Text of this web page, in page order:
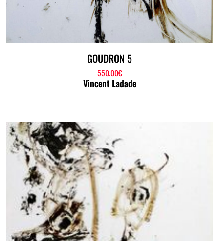
GOUDRON 5
550.00€
Vincent Ladade